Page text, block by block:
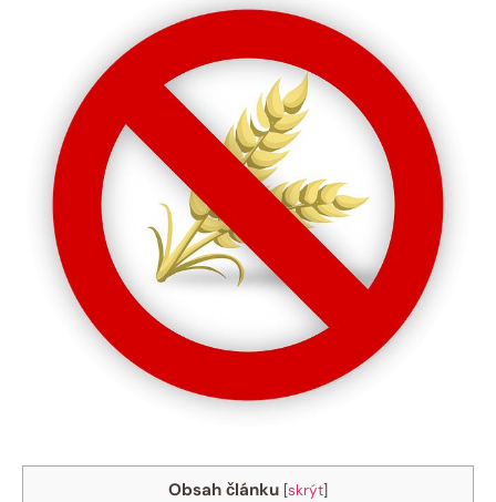
Obsah článku [skrýt]